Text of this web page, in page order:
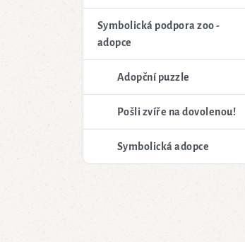
Symbolická podpora zoo -
adopce
Adopční puzzle
Pošli zvíře na dovolenou!
Symbolická adopce